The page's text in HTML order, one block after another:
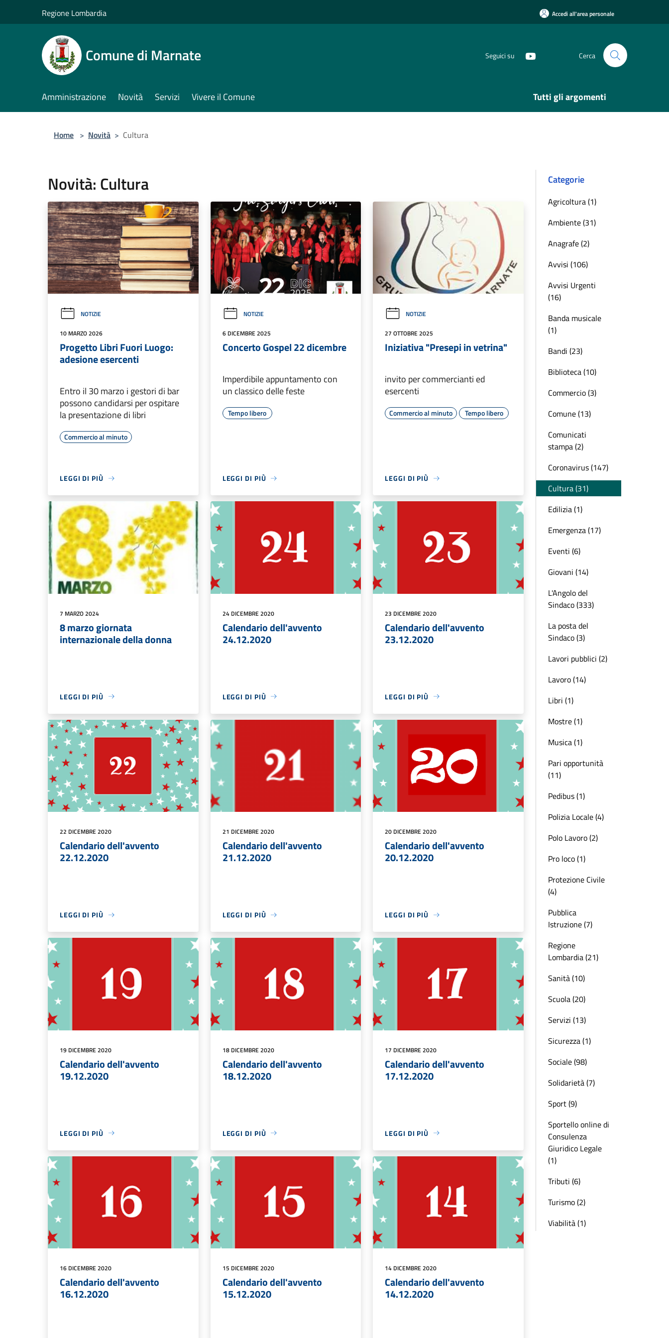
Regione Lombardia Accedi all'area personale
Comune di Marnate Seguici su Cerca
Amministrazione Novità Servizi Vivere il Comune Tutti gli argomenti
Home > Novità > Cultura
Novità: Cultura
NOTIZIE
10 MARZO 2026
Progetto Libri Fuori Luogo:
adesione esercenti
Entro il 30 marzo i gestori di bar
possono candidarsi per ospitare
la presentazione di libri
Commercio al minuto
LEGGI DI PIÙ
NOTIZIE
6 DICEMBRE 2025
Concerto Gospel 22 dicembre
Imperdibile appuntamento con
un classico delle feste
Tempo libero
LEGGI DI PIÙ
NOTIZIE
27 OTTOBRE 2025
Iniziativa "Presepi in vetrina"
invito per commercianti ed
esercenti
Commercio al minuto Tempo libero
LEGGI DI PIÙ
7 MARZO 2024
8 marzo giornata
internazionale della donna
LEGGI DI PIÙ
24 DICEMBRE 2020
Calendario dell'avvento
24.12.2020
LEGGI DI PIÙ
23 DICEMBRE 2020
Calendario dell'avvento
23.12.2020
LEGGI DI PIÙ
22 DICEMBRE 2020
Calendario dell'avvento
22.12.2020
LEGGI DI PIÙ
21 DICEMBRE 2020
Calendario dell'avvento
21.12.2020
LEGGI DI PIÙ
20 DICEMBRE 2020
Calendario dell'avvento
20.12.2020
LEGGI DI PIÙ
19 DICEMBRE 2020
Calendario dell'avvento
19.12.2020
LEGGI DI PIÙ
18 DICEMBRE 2020
Calendario dell'avvento
18.12.2020
LEGGI DI PIÙ
17 DICEMBRE 2020
Calendario dell'avvento
17.12.2020
LEGGI DI PIÙ
16 DICEMBRE 2020
Calendario dell'avvento
16.12.2020
15 DICEMBRE 2020
Calendario dell'avvento
15.12.2020
14 DICEMBRE 2020
Calendario dell'avvento
14.12.2020
Categorie
Agricoltura (1)
Ambiente (31)
Anagrafe (2)
Avvisi (106)
Avvisi Urgenti
(16)
Banda musicale
(1)
Bandi (23)
Biblioteca (10)
Commercio (3)
Comune (13)
Comunicati
stampa (2)
Coronavirus (147)
Cultura (31)
Edilizia (1)
Emergenza (17)
Eventi (6)
Giovani (14)
L'Angolo del
Sindaco (333)
La posta del
Sindaco (3)
Lavori pubblici (2)
Lavoro (14)
Libri (1)
Mostre (1)
Musica (1)
Pari opportunità
(11)
Pedibus (1)
Polizia Locale (4)
Polo Lavoro (2)
Pro loco (1)
Protezione Civile
(4)
Pubblica
Istruzione (7)
Regione
Lombardia (21)
Sanità (10)
Scuola (20)
Servizi (13)
Sicurezza (1)
Sociale (98)
Solidarietà (7)
Sport (9)
Sportello online di
Consulenza
Giuridico Legale
(1)
Tributi (6)
Turismo (2)
Viabilità (1)